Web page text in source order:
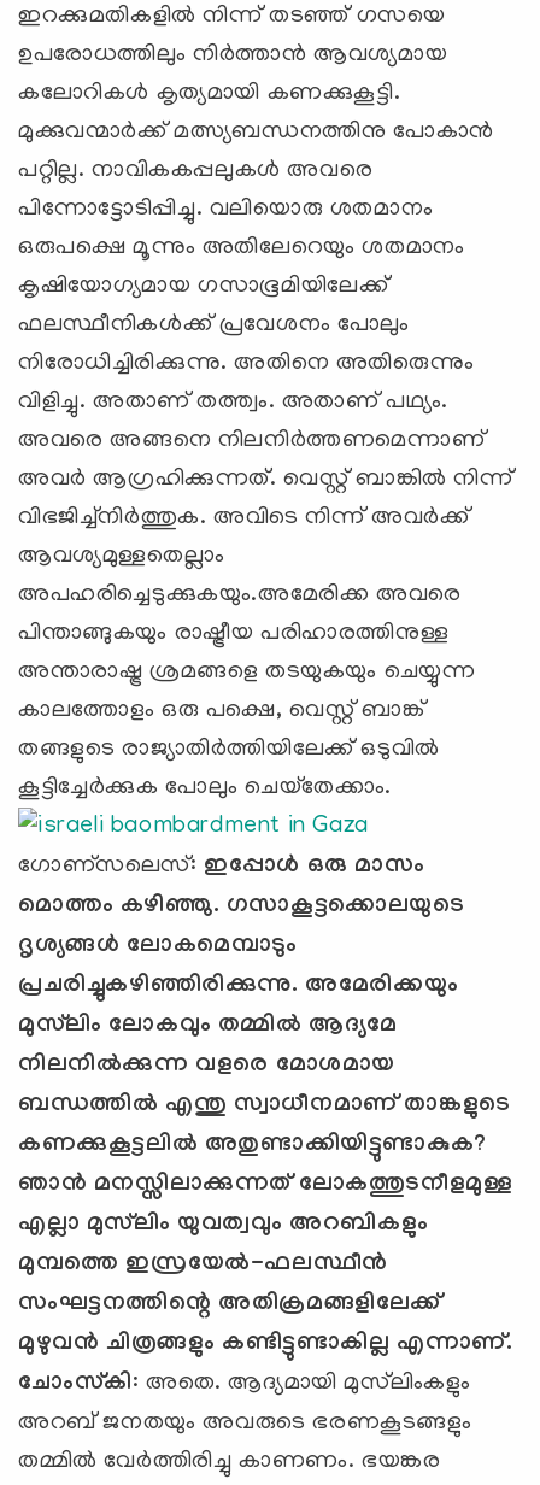
ഇറക്കുമതികളില്‍ നിന്ന് തടഞ്ഞ് ഗസയെ
ഉപരോധത്തിലും നിര്‍ത്താന്‍ ആവശ്യമായ
കലോറികള്‍ കൃത്യമായി കണക്കുകൂട്ടി.
മുക്കുവന്മാര്‍ക്ക് മത്സ്യബന്ധനത്തിനു പോകാന്‍
പറ്റില്ല. നാവികകപ്പലുകള്‍ അവരെ
പിന്നോട്ടോടിപ്പിച്ചു. വലിയൊരു ശതമാനം
ഒരുപക്ഷെ മൂന്നും അതിലേറെയും ശതമാനം
കൃഷിയോഗ്യമായ ഗസാഭൂമിയിലേക്ക്
ഫലസ്ഥീനികള്‍ക്ക് പ്രവേശനം പോലും
നിരോധിച്ചിരിക്കുന്നു. അതിനെ അതിരെുന്നും
വിളിച്ചു. അതാണ് തത്ത്വം. അതാണ് പഥ്യം.
അവരെ അങ്ങനെ നിലനിര്‍ത്തണമെന്നാണ്
അവര്‍ ആഗ്രഹിക്കുന്നത്. വെസ്റ്റ് ബാങ്കില്‍ നിന്ന്
വിഭജിച്ച്‌നിര്‍ത്തുക. അവിടെ നിന്ന് അവര്‍ക്ക്
ആവശ്യമുള്ളതെല്ലാം
അപഹരിച്ചെടുക്കുകയും.അമേരിക്ക അവരെ
പിന്താങ്ങുകയും രാഷ്ട്രീയ പരിഹാരത്തിനുള്ള
അന്താരാഷ്ട്ര ശ്രമങ്ങളെ തടയുകയും ചെയ്യുന്ന
കാലത്തോളം ഒരു പക്ഷെ, വെസ്റ്റ് ബാങ്ക്
തങ്ങളുടെ രാജ്യാതിര്‍ത്തിയിലേക്ക് ഒടുവില്‍
കൂട്ടിച്ചേര്‍ക്കുക പോലും ചെയ്‌തേക്കാം.
ഗോണ്സലെസ്: ഇപ്പോള്‍ ഒരു മാസം
മൊത്തം കഴിഞ്ഞു. ഗസാകൂട്ടക്കൊലയുടെ
ദൃശ്യങ്ങള്‍ ലോകമെമ്പാടും
പ്രചരിച്ചുകഴിഞ്ഞിരിക്കുന്നു. അമേരിക്കയും
മുസ്‍ലിം ലോകവും തമ്മില്‍ ആദ്യമേ
നിലനില്‍ക്കുന്ന വളരെ മോശമായ
ബന്ധത്തില്‍ എന്തു സ്വാധീനമാണ് താങ്കളുടെ
കണക്കുകൂട്ടലില്‍ അതുണ്ടാക്കിയിട്ടുണ്ടാകുക?
ഞാന്‍ മനസ്സിലാക്കുന്നത് ലോകത്തുടനീളമുള്ള
എല്ലാ മുസ്‍ലിം യുവത്വവും അറബികളും
മുമ്പത്തെ ഇസ്രയേല്‍-ഫലസ്ഥീന്‍
സംഘട്ടനത്തിന്റെ അതിക്രമങ്ങളിലേക്ക്
മുഴുവന്‍ ചിത്രങ്ങളും കണ്ടിട്ടുണ്ടാകില്ല എന്നാണ്.
ചോംസ്‌കി: അതെ. ആദ്യമായി മുസ്‍ലിംകളും
അറബ് ജനതയും അവരുടെ ഭരണകൂടങ്ങളും
തമ്മില്‍ വേര്‍ത്തിരിച്ചു കാണണം. ഭയങ്കര